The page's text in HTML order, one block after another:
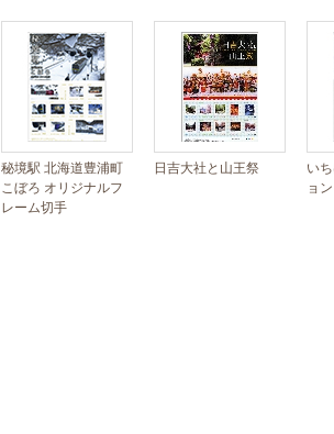
秘境駅 北海道豊浦町
こぼろ オリジナルフ
レーム切手
日吉大社と山王祭
い
ョン